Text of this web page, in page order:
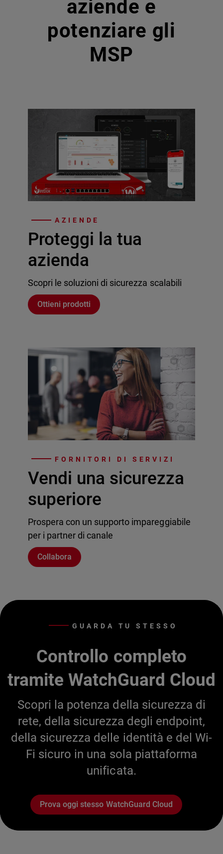
aziende e
potenziare gli
MSP
AZIENDE
Proteggi la tua
azienda
Scopri le soluzioni di sicurezza scalabili
Ottieni prodotti
FORNITORI DI SERVIZI
Vendi una sicurezza
superiore
Prospera con un supporto impareggiabile
per i partner di canale
Collabora
GUARDA TU STESSO
Controllo completo
tramite WatchGuard Cloud
Scopri la potenza della sicurezza di
rete, della sicurezza degli endpoint,
della sicurezza delle identità e del Wi-
Fi sicuro in una sola piattaforma
unificata.
Prova oggi stesso WatchGuard Cloud